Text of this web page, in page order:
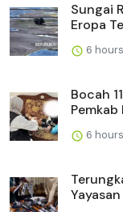
Sungai
Eropa
6
Bocah
Pemkab
6